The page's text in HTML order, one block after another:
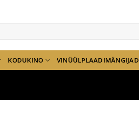
KODUKINO VINÜÜLPLAADIMÄNGIJAD